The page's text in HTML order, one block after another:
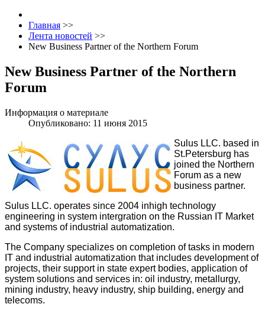
Главная >>
Лента новостей >>
New Business Partner of the Northern Forum
New Business Partner of the Northern
Forum
Информация о материале
Опубликовано: 11 июня 2015
Sulus LLC. based in
St.Petersburg has
joined the Northern
Forum as a new
business partner.
Sulus LLC. operates since 2004 inhigh technology
engineering in system intergration on the Russian IT Market
and systems of industrial automatization.
The Company specializes on completion of tasks in modern
IT and industrial automatization that includes development of
projects, their support in state expert bodies, application of
system solutions and services in: oil industry, metallurgy,
mining industry, heavy industry, ship building, energy and
telecoms.